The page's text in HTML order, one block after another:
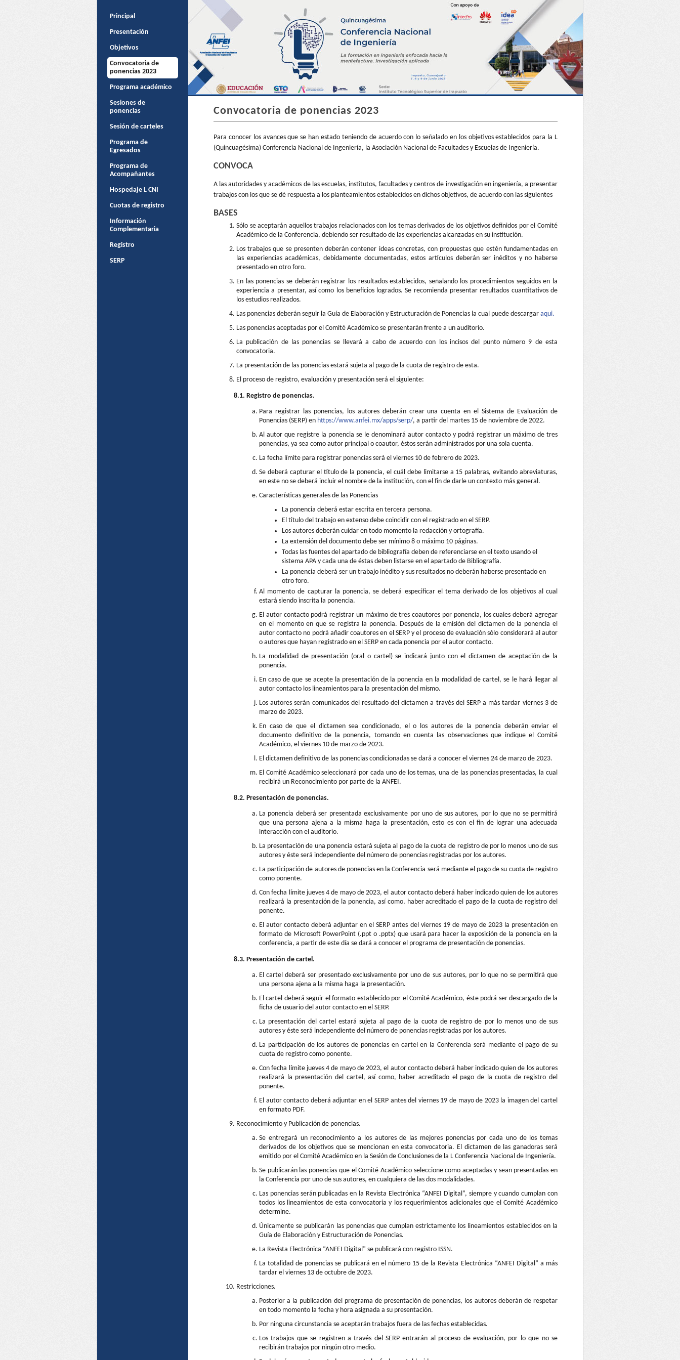
Principal
Presentación
Objetivos
Convocatoria de
ponencias 2023
Programa académico
Sesiones de
ponencias
Sesión de carteles
Programa de
Egresados
Programa de
Acompañantes
Hospedaje L CNI
Cuotas de registro
Información
Complementaria
Registro
SERP
Convocatoria de ponencias 2023
Para conocer los avances que se han estado teniendo de acuerdo con lo señalado en los objetivos establecidos para la L
(Quincuagésima) Conferencia Nacional de Ingeniería, la Asociación Nacional de Facultades y Escuelas de Ingeniería.
CONVOCA
A las autoridades y académicos de las escuelas, institutos, facultades y centros de investigación en ingeniería, a presentar
trabajos con los que se dé respuesta a los planteamientos establecidos en dichos objetivos, de acuerdo con las siguientes
BASES
Sólo se aceptarán aquellos trabajos relacionados con los temas derivados de los objetivos definidos por el Comité
Académico de la Conferencia, debiendo ser resultado de las experiencias alcanzadas en su institución.
Los trabajos que se presenten deberán contener ideas concretas, con propuestas que estén fundamentadas en
las experiencias académicas, debidamente documentadas, estos artículos deberán ser inéditos y no haberse
presentado en otro foro.
En las ponencias se deberán registrar los resultados establecidos, señalando los procedimientos seguidos en la
experiencia a presentar, así como los beneficios logrados. Se recomienda presentar resultados cuantitativos de
los estudios realizados.
Las ponencias deberán seguir la Guía de Elaboración y Estructuración de Ponencias la cual puede descargar aqui.
Las ponencias aceptadas por el Comité Académico se presentarán frente a un auditorio.
La publicación de las ponencias se llevará a cabo de acuerdo con los incisos del punto número 9 de esta
convocatoria.
La presentación de las ponencias estará sujeta al pago de la cuota de registro de esta.
El proceso de registro, evaluación y presentación será el siguiente:
8.1. Registro de ponencias.
Para registrar las ponencias, los autores deberán crear una cuenta en el Sistema de Evaluación de
Ponencias (SERP) en https://www.anfei.mx/apps/serp/, a partir del martes 15 de noviembre de 2022.
Al autor que registre la ponencia se le denominará autor contacto y podrá registrar un máximo de tres
ponencias, ya sea como autor principal o coautor, éstos serán administrados por una sola cuenta.
La fecha límite para registrar ponencias será el viernes 10 de febrero de 2023.
Se deberá capturar el título de la ponencia, el cuál debe limitarse a 15 palabras, evitando abreviaturas,
en este no se deberá incluir el nombre de la institución, con el fin de darle un contexto más general.
Características generales de las Ponencias
La ponencia deberá estar escrita en tercera persona.
El título del trabajo en extenso debe coincidir con el registrado en el SERP.
Los autores deberán cuidar en todo momento la redacción y ortografía.
La extensión del documento debe ser mínimo 8 o máximo 10 páginas.
Todas las fuentes del apartado de bibliografía deben de referenciarse en el texto usando el
sistema APA y cada una de éstas deben listarse en el apartado de Bibliografía.
La ponencia deberá ser un trabajo inédito y sus resultados no deberán haberse presentado en
otro foro.
Al momento de capturar la ponencia, se deberá especificar el tema derivado de los objetivos al cual
estará siendo inscrita la ponencia.
El autor contacto podrá registrar un máximo de tres coautores por ponencia, los cuales deberá agregar
en el momento en que se registra la ponencia. Después de la emisión del dictamen de la ponencia el
autor contacto no podrá añadir coautores en el SERP y el proceso de evaluación sólo considerará al autor
o autores que hayan registrado en el SERP en cada ponencia por el autor contacto.
La modalidad de presentación (oral o cartel) se indicará junto con el dictamen de aceptación de la
ponencia.
En caso de que se acepte la presentación de la ponencia en la modalidad de cartel, se le hará llegar al
autor contacto los lineamientos para la presentación del mismo.
Los autores serán comunicados del resultado del dictamen a través del SERP a más tardar viernes 3 de
marzo de 2023.
En caso de que el dictamen sea condicionado, el o los autores de la ponencia deberán enviar el
documento definitivo de la ponencia, tomando en cuenta las observaciones que indique el Comité
Académico, el viernes 10 de marzo de 2023.
El dictamen definitivo de las ponencias condicionadas se dará a conocer el viernes 24 de marzo de 2023.
El Comité Académico seleccionará por cada uno de los temas, una de las ponencias presentadas, la cual
recibirá un Reconocimiento por parte de la ANFEI.
8.2. Presentación de ponencias.
La ponencia deberá ser presentada exclusivamente por uno de sus autores, por lo que no se permitirá
que una persona ajena a la misma haga la presentación, esto es con el fin de lograr una adecuada
interacción con el auditorio.
La presentación de una ponencia estará sujeta al pago de la cuota de registro de por lo menos uno de sus
autores y éste será independiente del número de ponencias registradas por los autores.
La participación de autores de ponencias en la Conferencia será mediante el pago de su cuota de registro
como ponente.
Con fecha límite jueves 4 de mayo de 2023, el autor contacto deberá haber indicado quien de los autores
realizará la presentación de la ponencia, así como, haber acreditado el pago de la cuota de registro del
ponente.
El autor contacto deberá adjuntar en el SERP antes del viernes 19 de mayo de 2023 la presentación en
formato de Microsoft PowerPoint (.ppt o .pptx) que usará para hacer la exposición de la ponencia en la
conferencia, a partir de este día se dará a conocer el programa de presentación de ponencias.
8.3. Presentación de cartel.
El cartel deberá ser presentado exclusivamente por uno de sus autores, por lo que no se permitirá que
una persona ajena a la misma haga la presentación.
El cartel deberá seguir el formato establecido por el Comité Académico, éste podrá ser descargado de la
ficha de usuario del autor contacto en el SERP.
La presentación del cartel estará sujeta al pago de la cuota de registro de por lo menos uno de sus
autores y éste será independiente del número de ponencias registradas por los autores.
La participación de los autores de ponencias en cartel en la Conferencia será mediante el pago de su
cuota de registro como ponente.
Con fecha límite jueves 4 de mayo de 2023, el autor contacto deberá haber indicado quien de los autores
realizará la presentación del cartel, así como, haber acreditado el pago de la cuota de registro del
ponente.
El autor contacto deberá adjuntar en el SERP antes del viernes 19 de mayo de 2023 la imagen del cartel
en formato PDF.
Reconocimiento y Publicación de ponencias.
Se entregará un reconocimiento a los autores de las mejores ponencias por cada uno de los temas
derivados de los objetivos que se mencionan en esta convocatoria. El dictamen de las ganadoras será
emitido por el Comité Académico en la Sesión de Conclusiones de la L Conferencia Nacional de Ingeniería.
Se publicarán las ponencias que el Comité Académico seleccione como aceptadas y sean presentadas en
la Conferencia por uno de sus autores, en cualquiera de las dos modalidades.
Las ponencias serán publicadas en la Revista Electrónica “ANFEI Digital”, siempre y cuando cumplan con
todos los lineamientos de esta convocatoria y los requerimientos adicionales que el Comité Académico
determine.
Únicamente se publicarán las ponencias que cumplan estrictamente los lineamientos establecidos en la
Guía de Elaboración y Estructuración de Ponencias.
La Revista Electrónica “ANFEI Digital” se publicará con registro ISSN.
La totalidad de ponencias se publicará en el número 15 de la Revista Electrónica “ANFEI Digital” a más
tardar el viernes 13 de octubre de 2023.
Restricciones.
Posterior a la publicación del programa de presentación de ponencias, los autores deberán de respetar
en todo momento la fecha y hora asignada a su presentación.
Por ninguna circunstancia se aceptarán trabajos fuera de las fechas establecidas.
Los trabajos que se registren a través del SERP entrarán al proceso de evaluación, por lo que no se
recibirán trabajos por ningún otro medio.